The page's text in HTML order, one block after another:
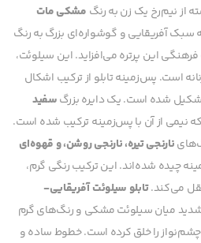
از نیم‌رخ یک زن به رنگ مشکی مات
آفریقایی و گوشواره‌ای بزرگ به رنگ
این پرتره می‌افزاید. این سیلوئت،
است. پس‌زمینه تابلو از ترکیب اشکال
شده است. یک دایره بزرگسفید
نیمی از آن با پس‌زمینه ترکیب شده است.
نارنجی تیره، نارنجی روشن، و قهوه‌ای
چیده شده‌اند. این ترکیب رنگی گرم،
می‌کند.تابلو سیلوئت آفریقایی-
شدید میان سیلوئت مشکی و رنگ‌های گرم
را خلق کرده است. خطوط ساده و